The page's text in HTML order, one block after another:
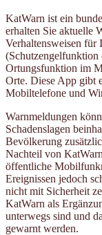
KatWarn ist ein
erhalten Sie aktuelle
Verhaltensweisen für
(Schutzengelfunktion
Ortungsfunktion im
Orte. Diese App gibt
Mobiltelefone und
Warnmeldungen
Schadenslagen
Bevölkerung
Nachteil von
öffentliche
Ereignissen jedoch
nicht mit Sicherheit
KatWarn als
unterwegs sind und
gewarnt werden.